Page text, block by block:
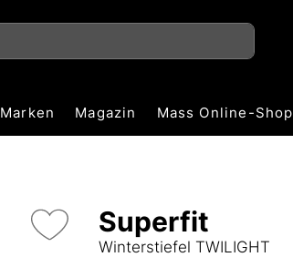
Marken Magazin Mass Online-Shop
Superfit
Winterstiefel TWILIGHT